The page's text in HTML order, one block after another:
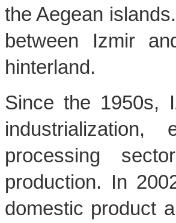
the Aegean
between Izmir
hinterland.
Since the 1950s,
processing
production. In
domestic product